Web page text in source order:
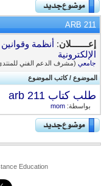
ARB 211
إعـــــــلان:أنظمة وقوانين
الإلكترونية
جامعي(مشرف الدعم الفني للمنتدى)
الموضوع/كاتب الموضوع
طلب كتاب arb 211
بواسطة:mom
Education